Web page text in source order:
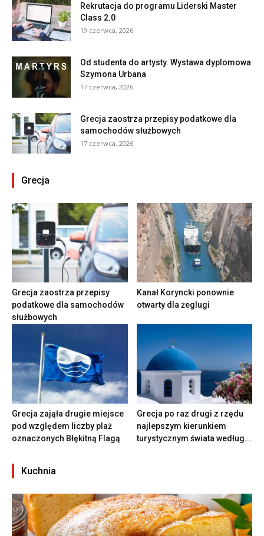
Rekrutacja do programu Liderski Master
Class 2.0
19 czerwca, 2026
Od studenta do artysty. Wystawa dyplomowa
Szymona Urbana
17 czerwca, 2026
Grecja zaostrza przepisy podatkowe dla
samochodów służbowych
17 czerwca, 2026
Grecja
Grecja zaostrza przepisy
podatkowe dla samochodów
służbowych
Kanał Koryncki ponownie
otwarty dla żeglugi
Grecja zająła drugie miejsce
pod względem liczby plaż
oznaczonych Błękitną Flagą
Grecja po raz drugi z rzędu
najlepszym kierunkiem
turystycznym świata według...
Kuchnia